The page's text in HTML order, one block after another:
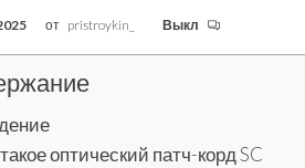
от pristroykin_ Выкл
оптический патч-корд SC